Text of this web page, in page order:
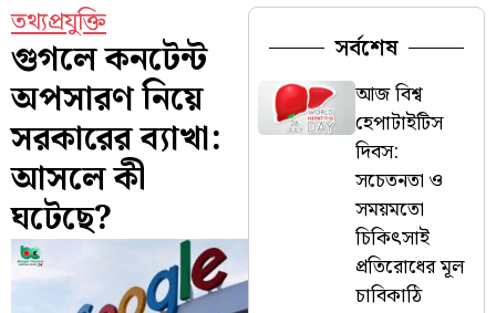
তথ্যপ্রযুক্তি
গুগলে কনটেন্ট
অপসারণ নিয়ে
সরকারের ব্যাখা:
আসলে কী
ঘটেছে?
সর্বশেষ
আজ বিশ্ব
হেপাটাইটিস
দিবস:
সচেতনতা ও
সময়মতো
চিকিৎসাই
প্রতিরোধের মূল
চাবিকাঠি